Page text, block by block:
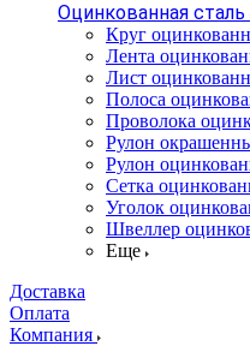
Оцинкованная сталь
Круг
Лента
Лист
Полоса
Проволока
Рулон
Рулон
Сетка
Уголок
Швеллер
Еще
Доставка
Оплата
Компания